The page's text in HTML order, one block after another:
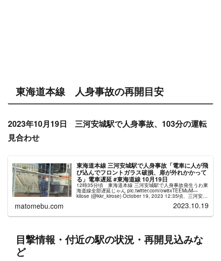
東海道本線 人身事故の再開目安
見合わせ
東海道本線 三河安城駅で人身事故「電車に人が飛
び込んでフロントガラス破損、扉が外れかかって
12時35分頃 東海道本線 三河安城駅で人身事故発生うわ東
matomebu.com 2023.10.19